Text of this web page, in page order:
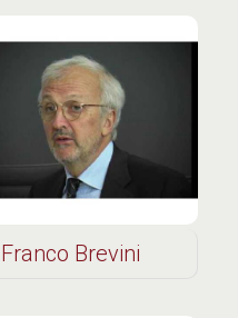
Franco Brevini